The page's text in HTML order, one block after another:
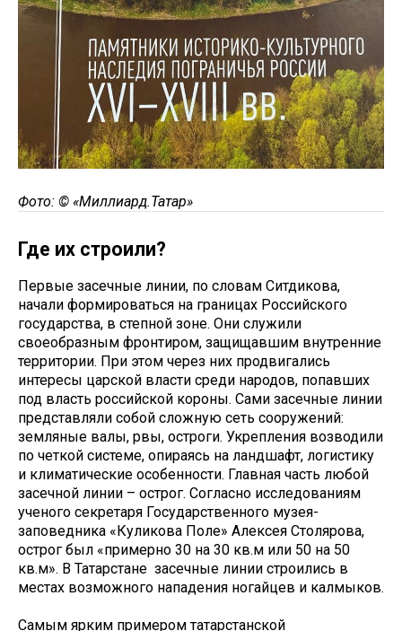
Фото: © «Миллиард.Татар»
Где их строили?
Первые засечные линии, по словам Ситдикова,
начали формироваться на границах Российского
государства, в степной зоне. Они служили
своеобразным фронтиром, защищавшим внутренние
территории. При этом через них продвигались
интересы царской власти среди народов, попавших
под власть российской короны. Сами засечные линии
представляли собой сложную сеть сооружений:
земляные валы, рвы, остроги. Укрепления возводили
по четкой системе, опираясь на ландшафт, логистику
и климатические особенности. Главная часть любой
засечной линии – острог. Согласно исследованиям
ученого секретаря Государственного музея-
заповедника «Куликова Поле» Алексея Столярова,
острог был «примерно 30 на 30 кв.м или 50 на 50
кв.м». В Татарстане засечные линии строились в
местах возможного нападения ногайцев и калмыков.
Самым ярким примером татарстанской